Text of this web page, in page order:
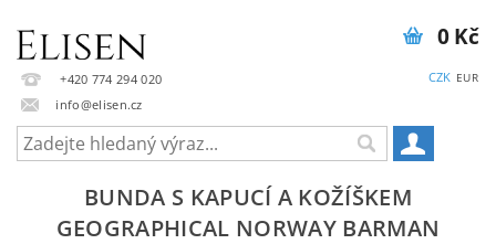
+420 774 294 020
info@elisen.cz
CZK EUR
0 Kč
BUNDA S KAPUCÍ A KOŽÍŠKEM
GEOGRAPHICAL NORWAY BARMAN